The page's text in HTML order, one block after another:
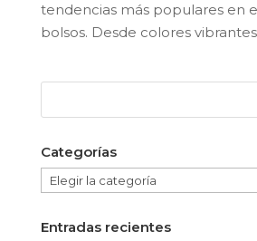
tendencias más populares en
bolsos. Desde colores
Categorías
Categorías
Entradas recientes